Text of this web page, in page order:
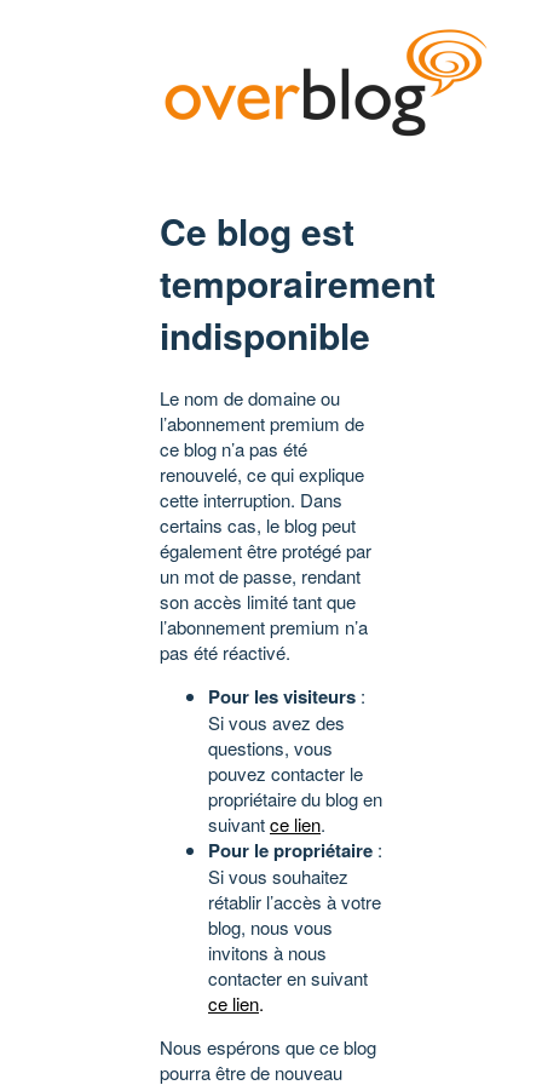
Ce blog est
temporairement
indisponible
Le nom de domaine ou
l’abonnement premium de
ce blog n’a pas été
renouvelé, ce qui explique
cette interruption. Dans
certains cas, le blog peut
également être protégé par
un mot de passe, rendant
son accès limité tant que
l’abonnement premium n’a
pas été réactivé.
Pour les visiteurs :
Si vous avez des
questions, vous
pouvez contacter le
propriétaire du blog en
suivantce lien.
Pour le propriétaire :
Si vous souhaitez
rétablir l’accès à votre
blog, nous vous
invitons à nous
contacter en suivant
ce lien.
Nous espérons que ce blog
pourra être de nouveau